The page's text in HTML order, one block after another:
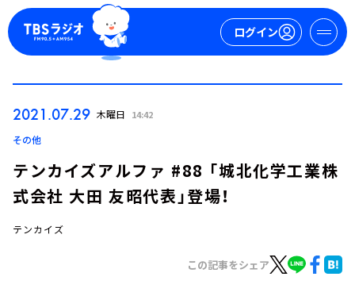
ログイン
2021.07.29 木曜日 14:42
その他
テンカイズアルファ #88 「城北化学工業株
式会社 大田 友昭代表」登場！
テンカイズ
この記事をシェア